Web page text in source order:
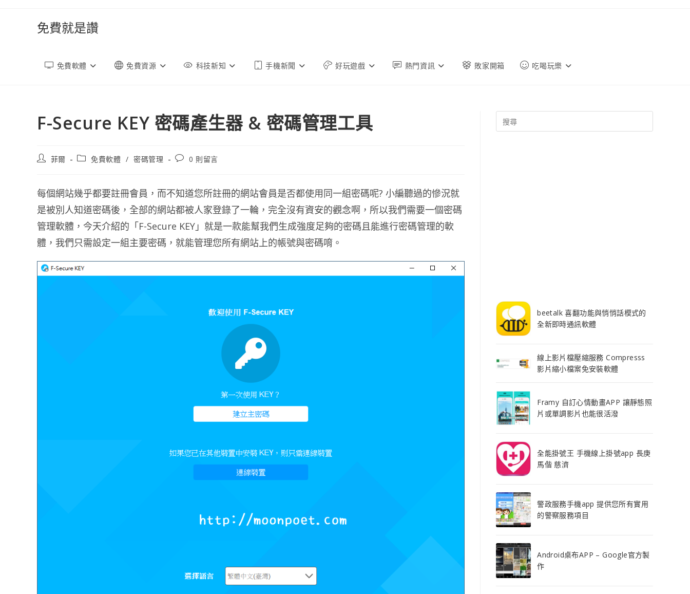
免費就是讚
免費軟體 免費資源 科技新知 手機新聞 好玩遊戲 熱門資訊 敗家開箱 吃喝玩樂
F-Secure KEY 密碼產生器 & 密碼管理工具
文
者:
菲爾
文
別:
免費軟體 / 密碼管理
文
論：
0 則留言
每個網站幾乎都要註冊會員，而不知道您所註冊的網站會員是否都使用同一組密碼呢? 小編聽過的慘況就
是被別人知道密碼後，全部的網站都被人家登錄了一輪，完全沒有資安的觀念啊，所以我們需要一個密碼
管理軟體，今天介紹的「F-Secure KEY」就是一款能幫我們生成強度足夠的密碼且能進行密碼管理的軟
體，我們只需設定一組主要密碼，就能管理您所有網站上的帳號與密碼唷。
beetalk 喜翻功能與悄悄話模式的
全新即時通訊軟體
線上影片檔壓縮服務 Compresss
影片縮小檔案免安裝軟體
Framy 自訂心情動畫APP 讓靜態照
片或單調影片也能很活潑
全能掛號王 手機線上掛號app 長庚
馬偕 慈濟
警政服務手機app 提供您所有實用
的警察服務項目
Android桌布APP – Google官方製
作